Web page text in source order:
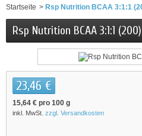
Startseite > Rsp Nutrition BCAA 3:1:1
Rsp Nutrition BCAA 3:1:1 (200)
23,46 €
15,64 € pro 100 g
inkl. MwSt. zzgl. Versandkosten